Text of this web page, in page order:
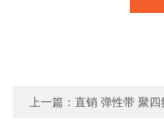
上一篇： 直销 弹性带 聚